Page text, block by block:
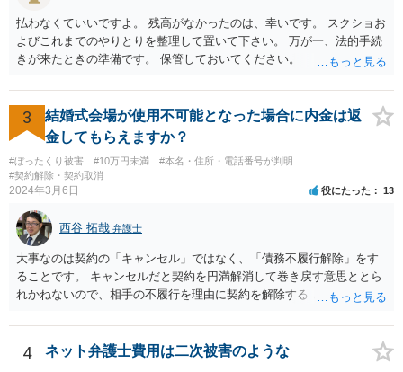
払わなくていいですよ。 残高がなかったのは、幸いです。 スクショお
よびこれまでのやりとりを整理して置いて下さい。 万が一、法的手続
きが来たときの準備です。 保管しておいてください。
3
結婚式会場が使用不可能となった場合に内金は返
金してもらえますか？
#ぼったくり被害 #10万円未満
#本名・住所・電話番号が判明
#契約解除・契約取消
2024年3月6日 役にたった 13
西谷 拓哉 弁護士
大事なのは契約の「キャンセル」ではなく、「債務不履行解除」をす
ることです。 キャンセルだと契約を円満解消して巻き戻す意思ととら
れかねないので、相手の不履行を理由に契約を解除する と通知して交
所を探すなどして弁護士を探してみてください。
4 ネット弁護士費用は二次被害のような